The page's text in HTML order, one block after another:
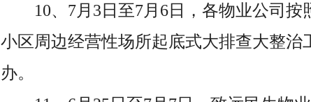
10、7月3日至7月6日，各物业公司
小区周边经营性场所起底式大排查大整
办。